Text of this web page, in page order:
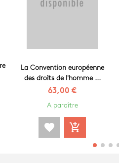
La Convention européenne
des droits de l'homme ...
63,00 €
A paraître
favorite add_shopping_cart